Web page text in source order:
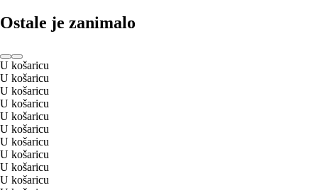
Ostale je zanimalo
U košaricu
U košaricu
U košaricu
U košaricu
U košaricu
U košaricu
U košaricu
U košaricu
U košaricu
U košaricu